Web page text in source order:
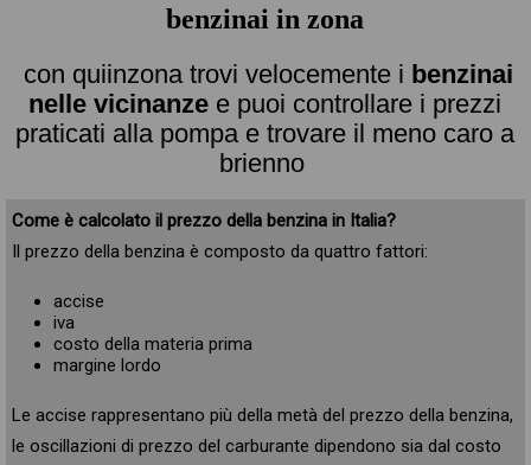
benzinai in zona
con quiinzona trovi velocemente i benzinai
nelle vicinanze e puoi controllare i prezzi
praticati alla pompa e trovare il meno caro a
brienno
Come è calcolato il prezzo della benzina in Italia?
Il prezzo della benzina è composto da quattro fattori:
accise
iva
costo della materia prima
margine lordo
Le accise rappresentano più della metà del prezzo della benzina,
le oscillazioni di prezzo del carburante dipendono sia dal costo